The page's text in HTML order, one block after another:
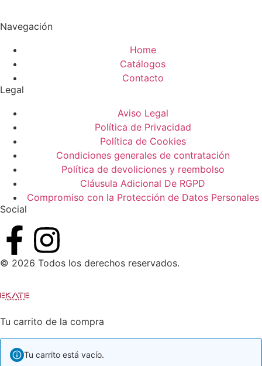
Navegación
Home
Catálogos
Contacto
Legal
Aviso Legal
Política de Privacidad
Política de Cookies
Condiciones generales de contratación
Política de devoliciones y reembolso
Cláusula Adicional De RGPD
Compromiso con la Protección de Datos Personales
Social
© 2026 Todos los derechos reservados.
Tu carrito de la compra
Tu carrito está vacío.